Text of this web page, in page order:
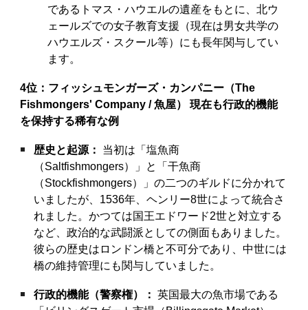
であるトマス・ハウエルの遺産をもとに、北ウ
ェールズでの女子教育支援（現在は男女共学の
ハウエルズ・スクール等）にも長年関与してい
ます。
4位：フィッシュモンガーズ・カンパニー（The
Fishmongers' Company / 魚屋）
現在も行政的機能
を保持する稀有な例
歴史と起源：
当初は「塩魚商
（Saltfishmongers）」と「干魚商
（Stockfishmongers）」の二つのギルドに分かれて
いましたが、1536年、ヘンリー8世によって統合さ
れました。かつては国王エドワード2世と対立する
など、政治的な武闘派としての側面もありました。
彼らの歴史はロンドン橋と不可分であり、中世には
橋の維持管理にも関与していました。
行政的機能（警察権）： 英国最大の魚市場である